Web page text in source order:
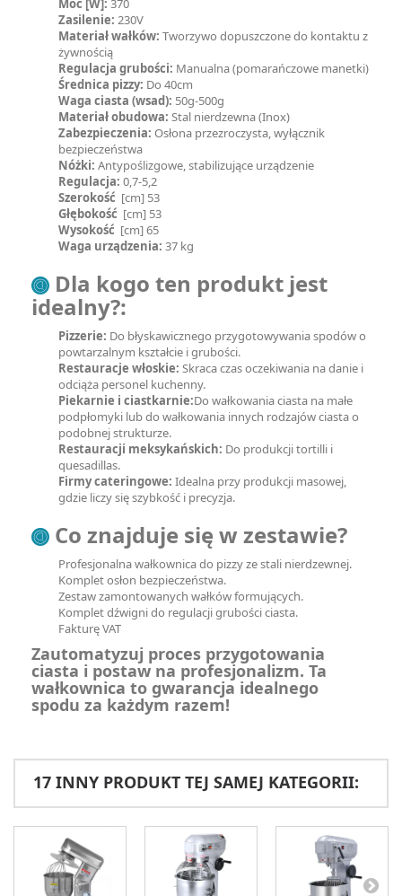
Moc [W]: 370
Zasilenie: 230V
Materiał wałków: Tworzywo dopuszczone do kontaktu z
żywnością
Regulacja grubości: Manualna (pomarańczowe manetki)
Średnica pizzy: Do 40cm
Waga ciasta (wsad): 50g-500g
Materiał obudowa: Stal nierdzewna (Inox)
Zabezpieczenia: Osłona przezroczysta, wyłącznik
bezpieczeństwa
Nóżki: Antypoślizgowe, stabilizujące urządzenie
Regulacja: 0,7-5,2
Szerokość [cm] 53
Głębokość [cm] 53
Wysokość [cm] 65
Waga urządzenia: 37 kg
Dla kogo ten produkt jest
idealny?:
Pizzerie: Do błyskawicznego przygotowywania spodów o
powtarzalnym kształcie i grubości.
Restauracje włoskie: Skraca czas oczekiwania na danie i
odciąża personel kuchenny.
Piekarnie i ciastkarnie:Do wałkowania ciasta na małe
podpłomyki lub do wałkowania innych rodzajów ciasta o
podobnej strukturze.
Restauracji meksykańskich: Do produkcji tortilli i
quesadillas.
Firmy cateringowe: Idealna przy produkcji masowej,
gdzie liczy się szybkość i precyzja.
Co znajduje się w zestawie?
Profesjonalna wałkownica do pizzy ze stali nierdzewnej.
Komplet osłon bezpieczeństwa.
Zestaw zamontowanych wałków formujących.
Komplet dźwigni do regulacji grubości ciasta.
Fakturę VAT
Zautomatyzuj proces przygotowania
ciasta i postaw na profesjonalizm. Ta
wałkownica to gwarancja idealnego
spodu za każdym razem!
17 INNY PRODUKT TEJ SAMEJ KATEGORII: